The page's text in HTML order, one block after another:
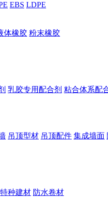
EBS LDPE
体橡胶 粉末橡胶
乳胶专用配合剂 粘合体系配
吊顶型材 吊顶配件 集成墙面
特种建材 防水卷材